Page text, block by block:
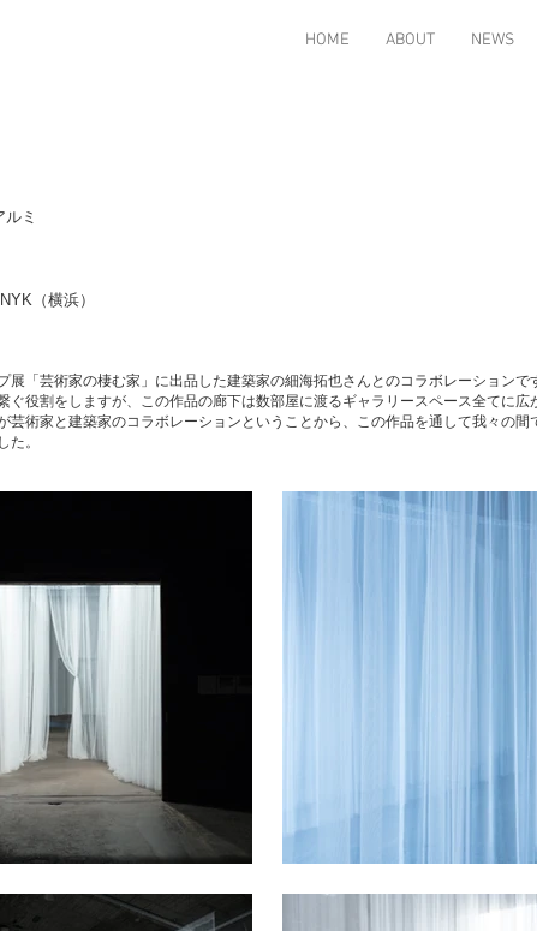
HOME ABOUT NEWS
ミ
（横浜）
展「芸術家の棲む家」に出品した建築家の細海拓也さんとのコラボレーション
ぐ役割をしますが、この作品の廊下は数部屋に渡るギャラリースペース全てに
芸術家と建築家のコラボレーションということから、この作品を通して我々の
た。